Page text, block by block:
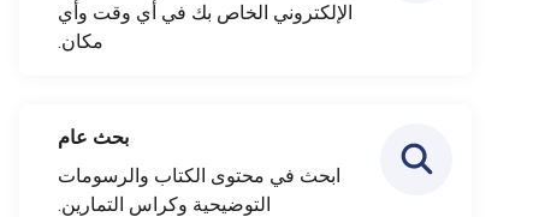
الإلكتروني الخاص بك في أي وقت وأي
مكان.
بحث عام
ابحث في محتوى الكتاب والرسومات
التوضيحية وكراس التمارين.